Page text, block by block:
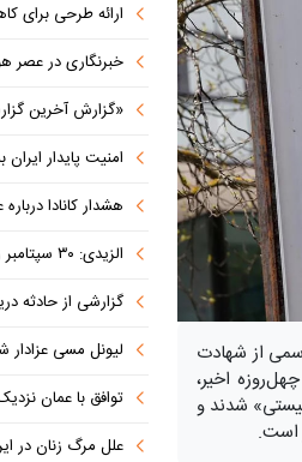
از شهادت
در حملات چهل‌روزه اخیر،
شدند و
است.
ارائه طرحی برای
خبرنگاری در عصر هوش
«گزارش آخرین گزارش»؛
امنیت پایدار ایران بدون
هشدار کانادا درباره عواقب
الزیدی: ۳۰ سپتامبر زمان نهایی خروج نیروهای ائتلاف آمریکا از عراق است
گزارشی از حادثه
لیونل مسی عزادار
توافق با عمان
علل مرگ زنان در